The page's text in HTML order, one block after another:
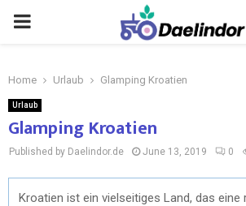
Home Urlaub Glamping Kroatien
Urlaub
Glamping Kroatien
Published by Daelindor.de June 13, 2019 0
Kroatien ist ein vielseitiges Land, das eine